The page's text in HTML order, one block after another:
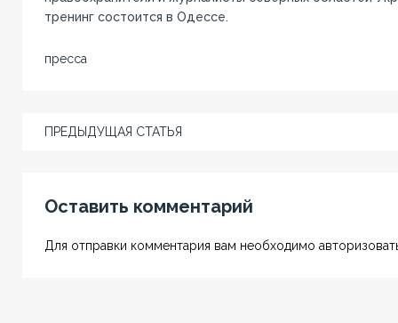
тренинг состоится в Одессе.
пресса
ПРЕДЫДУЩАЯ СТАТЬЯ
Оставить комментарий
Для отправки комментария вам необходимо